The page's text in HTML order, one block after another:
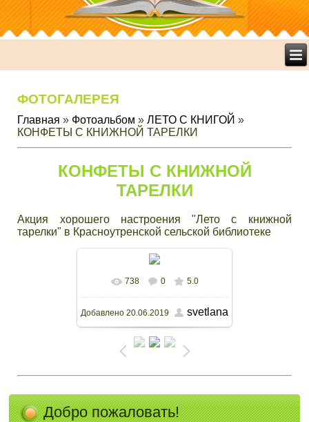
ФОТОГАЛЕРЕЯ
Главная » Фотоальбом »ЛЕТО С КНИГОЙ »
КОНФЕТЫ С КНИЖНОЙ ТАРЕЛКИ
КОНФЕТЫ С КНИЖНОЙ
ТАРЕЛКИ
Акция хорошего настроения "Лето с книжной
тарелки" в Красноутренской сельской библиотеке
В реальном размере 1000x563
/ 174.0Kb
738 0 5.0
Добавлено 20.06.2019 svetlana
Добро пожаловать!